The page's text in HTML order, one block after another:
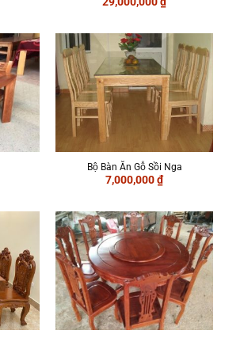
Bộ Bàn Ăn Gỗ Sồi Nga
7,000,000₫